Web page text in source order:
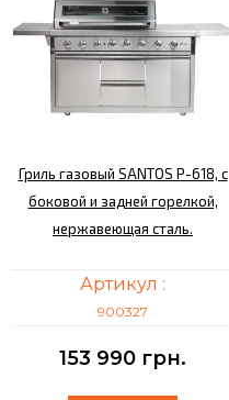
Гриль газовый SANTOS P-618, с
боковой и задней горелкой,
нержавеющая сталь.
Артикул :
900327
153 990 грн.